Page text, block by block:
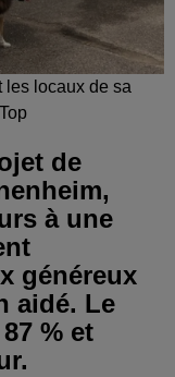
les locaux de sa
de
à une
généreux
aidé. Le
% et